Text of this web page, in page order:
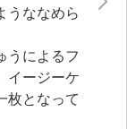
うななめら
うによるフ
イージーケ
枚となって